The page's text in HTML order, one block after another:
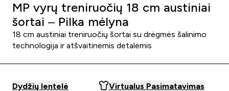
MP vyrų treniruočių 18 cm austiniai
šortai – Pilka mėlyna
18 cm austiniai treniruočių šortai su drėgmės šalinimo
technologija ir atšvaitinėmis detalėmis
Dydžių lentelė Virtualus Pasimatavimas